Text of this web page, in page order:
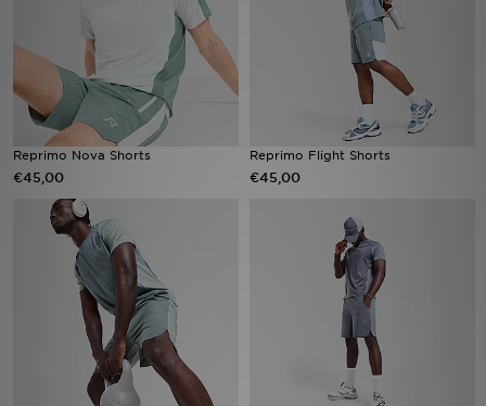
Reprimo Nova Shorts
€45,00
Reprimo Flight Shorts
€45,00
Collecties
Voetbal
Sports
Vind een winkel
Bestelling traceren
Klantenservice